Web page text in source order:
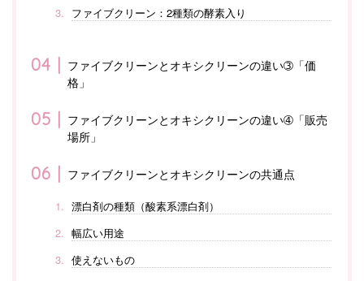
ファイブクリーン：2種類の酵素入り
ファイブクリーンとオキシクリーンの違い➂「価
格」
ファイブクリーンとオキシクリーンの違い➃「販売
場所」
ファイブクリーンとオキシクリーンの共通点
漂白剤の種類（酸素系漂白剤）
幅広い用途
使えないもの